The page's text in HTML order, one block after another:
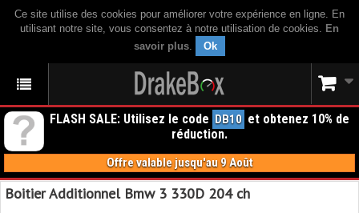
Ce site utilise des cookies pour améliorer votre expérience en ligne. En
utilisant notre site, vous consentez à notre utilisation de cookies. En
savoir plus. Ok
FLASH SALE: Utilisez le code DB10 et obtenez 10% de
réduction.
Offre valable jusqu'au 9 Août
Boitier Additionnel Bmw 3 330D 204 ch